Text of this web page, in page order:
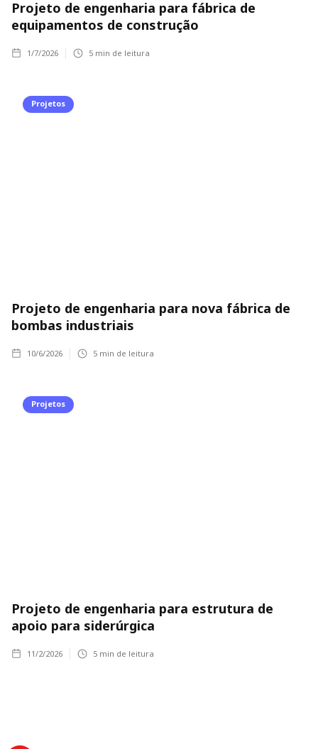
Projeto de engenharia para fábrica de
equipamentos de construção
1/7/2026 5 min de leitura
Projetos
Projeto de engenharia para nova fábrica de
bombas industriais
10/6/2026 5 min de leitura
Projetos
Projeto de engenharia para estrutura de
apoio para siderúrgica
11/2/2026 5 min de leitura